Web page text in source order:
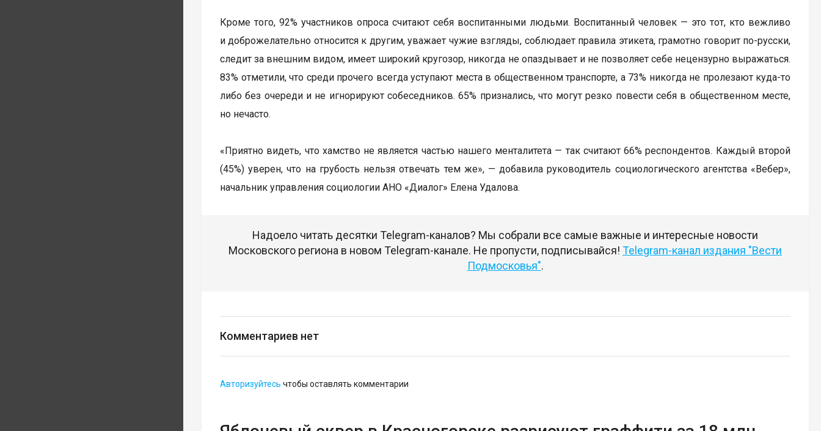
Кроме того, 92% участников опроса считают себя воспитанными людьми. Воспитанный человек — это тот, кто вежливо
и доброжелательно относится к другим, уважает чужие взгляды, соблюдает правила этикета, грамотно говорит по-русски,
следит за внешним видом, имеет широкий кругозор, никогда не опаздывает и не позволяет себе нецензурно выражаться.
83% отметили, что среди прочего всегда уступают места в общественном транспорте, а 73% никогда не пролезают куда-то
либо без очереди и не игнорируют собеседников. 65% признались, что могут резко повести себя в общественном месте,
но нечасто.
«Приятно видеть, что хамство не является частью нашего менталитета — так считают 66% респондентов. Каждый второй
(45%) уверен, что на грубость нельзя отвечать тем же», — добавила руководитель социологического агентства «Вебер»,
начальник управления социологии АНО «Диалог» Елена Удалова.
Надоело читать десятки Telegram-каналов? Мы собрали все самые важные и интересные новости
Московского региона в новом Telegram-канале. Не пропусти, подписывайся! Telegram-канал издания "Вести
Подмосковья".
Комментариев нет
Авторизуйтесь чтобы оставлять комментарии